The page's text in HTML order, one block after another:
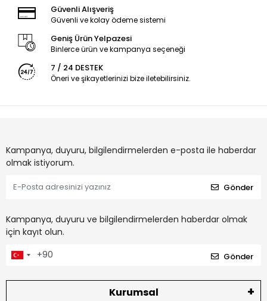
Güvenli Alışveriş
Güvenli ve kolay ödeme sistemi
Geniş Ürün Yelpazesi
Binlerce ürün ve kampanya seçeneği
7 / 24 DESTEK
Öneri ve şikayetlerinizi bize iletebilirsiniz.
Kampanya, duyuru, bilgilendirmelerden e-posta ile haberdar
olmak istiyorum.
Gönder
Kampanya, duyuru ve bilgilendirmelerden haberdar olmak
için kayıt olun.
Gönder
Kurumsal